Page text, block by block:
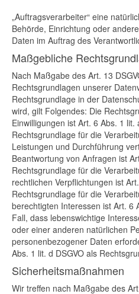
„Auftragsverarbeiter“ eine
Behörde, Einrichtung oder
Daten im Auftrag des
Maßgebliche
Nach Maßgabe des Art. 13
Rechtsgrundlagen unserer
Rechtsgrundlage in der
wird, gilt Folgendes: Die
Einwilligungen ist Art. 6 Abs. 1 lit.
Rechtsgrundlage für die
Leistungen und Durchführung
Beantwortung von Anfragen ist
Rechtsgrundlage für die
rechtlichen Verpflichtungen ist
Rechtsgrundlage für die
berechtigten Interessen ist Art. 6
Fall, dass lebenswichtige
oder einer anderen natürlichen
personenbezogener Daten
Abs. 1 lit. d DSGVO als
Sicherheitsmaßnahmen
Wir treffen nach Maßgabe des